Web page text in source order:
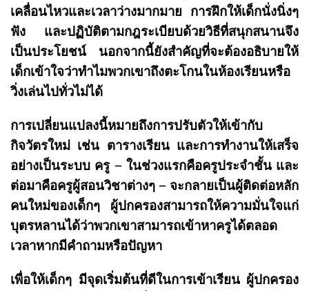
เคลื่อนไหวและเวลาว่างมากมาย การฝึกให้เด็กนั่งนิ่งๆ
ฟัง และปฏิบัติตามกฎระเบียบด้วยวิธีที่สนุกสนานจึง
เป็นประโยชน์ นอกจากนี้ยังสำคัญที่จะต้องอธิบายให้
เด็กเข้าใจว่าทำไมพวกเขาถึงตะโกนในห้องเรียนหรือ
วิ่งเล่นไปทั่วไม่ได้
การเปลี่ยนแปลงนี้หมายถึงการปรับตัวให้เข้ากับ
กิจวัตรใหม่ เช่น ตารางเรียน และการทำงานให้เสร็จ
อย่างเป็นระบบ ครู – ในช่วงแรกคือครูประจำชั้น และ
ต่อมาคือครูผู้สอนวิชาต่างๆ – จะกลายเป็นผู้ติดต่อหลัก
คนใหม่ของเด็กๆ ผู้ปกครองสามารถให้ความมั่นใจแก่
บุตรหลานได้ว่าพวกเขาสามารถเข้าหาครูได้ตลอด
เวลาหากมีคำถามหรือปัญหา
เพื่อให้เด็กๆ มีจุดเริ่มต้นที่ดีในการเข้าเรียน ผู้ปกครอง